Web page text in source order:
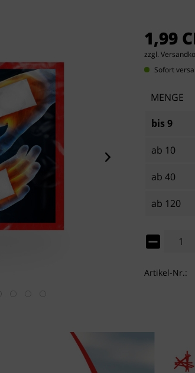
1,99
zzgl.
Sofort
MENGE
bis 9
ab 10
ab 40
ab 120
Artikel-Nr.: